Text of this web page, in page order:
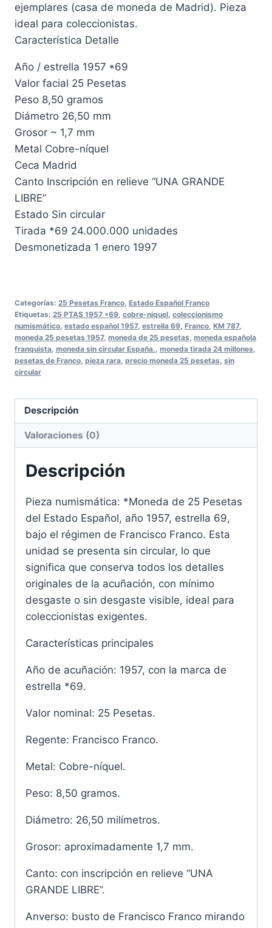
ejemplares (casa de moneda de Madrid). Pieza
ideal para coleccionistas.
Característica Detalle
Año / estrella 1957 *69
Valor facial 25 Pesetas
Peso 8,50 gramos
Diámetro 26,50 mm
Grosor ~ 1,7 mm
Metal Cobre-níquel
Ceca Madrid
Canto Inscripción en relieve “UNA GRANDE
LIBRE”
Estado Sin circular
Tirada *69 24.000.000 unidades
Desmonetizada 1 enero 1997
Categorías: 25 Pesetas Franco Estado Español Franco
Etiquetas: 25 PTAS 1957 *69 cobre-níquel coleccionismo
numismático estado español 1957, estrella 69 Franco KM 787,
moneda 25 pesetas 1957, moneda de 25 pesetas moneda española
franquista moneda sin circular España. moneda tirada 24 millones
pesetas de Franco pieza rara precio moneda 25 pesetas sin
circular
Descripción
Valoraciones (0)
Descripción
Pieza numismática: *Moneda de 25 Pesetas
del Estado Español, año 1957, estrella 69,
bajo el régimen de Francisco Franco. Esta
unidad se presenta sin circular, lo que
significa que conserva todos los detalles
originales de la acuñación, con mínimo
desgaste o sin desgaste visible, ideal para
coleccionistas exigentes.
Características principales
Año de acuñación: 1957, con la marca de
estrella *69.
Valor nominal: 25 Pesetas.
Regente: Francisco Franco.
Metal: Cobre-níquel.
Peso: 8,50 gramos.
Diámetro: 26,50 milímetros.
Grosor: aproximadamente 1,7 mm.
Canto: con inscripción en relieve “UNA
GRANDE LIBRE”.
Anverso: busto de Francisco Franco mirando